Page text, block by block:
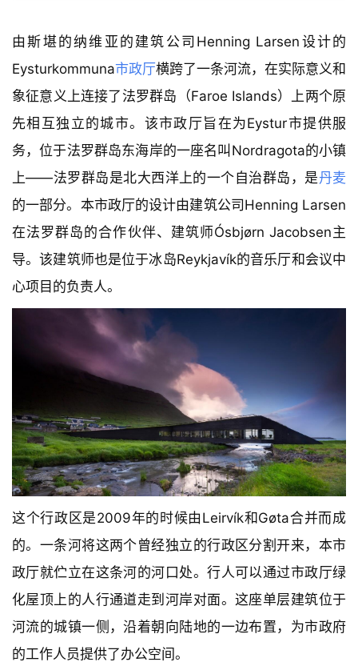
由斯堪的纳维亚的建筑公司Henning Larsen设计的
Eysturkommuna市政厅横跨了一条河流，在实际意义和
象征意义上连接了法罗群岛（Faroe Islands）上两个原
先相互独立的城市。该市政厅旨在为Eystur市提供服
务，位于法罗群岛东海岸的一座名叫Nordragota的小镇
上——法罗群岛是北大西洋上的一个自治群岛，是丹麦
的一部分。本市政厅的设计由建筑公司Henning Larsen
在法罗群岛的合作伙伴、建筑师Ósbjørn Jacobsen主
导。该建筑师也是位于冰岛Reykjavík的音乐厅和会议中
心项目的负责人。
这个行政区是2009年的时候由Leirvík和Gøta合并而成
的。一条河将这两个曾经独立的行政区分割开来，本市
政厅就伫立在这条河的河口处。行人可以通过市政厅绿
化屋顶上的人行通道走到河岸对面。这座单层建筑位于
河流的城镇一侧，沿着朝向陆地的一边布置，为市政府
的工作人员提供了办公空间。